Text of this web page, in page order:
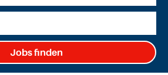
Jobs finden